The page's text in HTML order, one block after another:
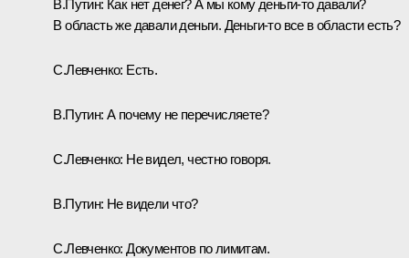
В.Путин: Как нет денег? А мы кому деньги-то давали?
В область же давали деньги. Деньги-то все в области есть?
С.Левченко: Есть.
В.Путин: А почему не перечисляете?
С.Левченко: Не видел, честно говоря.
В.Путин: Не видели что?
С.Левченко: Документов по лимитам.